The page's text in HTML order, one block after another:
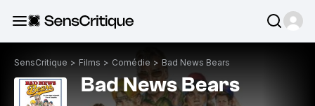
SensCritique > Films > Comédie > Bad News Bears
Bad News Bears